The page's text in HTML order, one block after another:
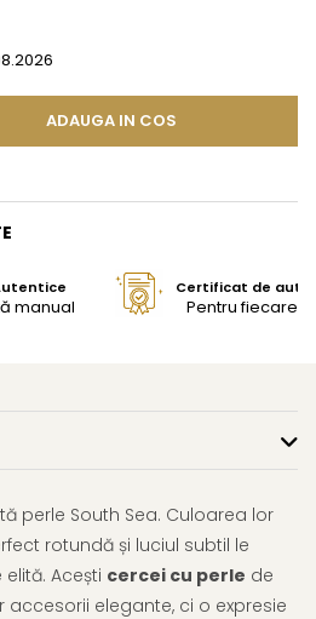
ADAUGA IN COS
manual
Certificat de
Pentru fiecare
perle South Sea. Culoarea lor
rotundă și luciul subtil le
Acești cercei cu perle de
accesorii elegante, ci o expresie